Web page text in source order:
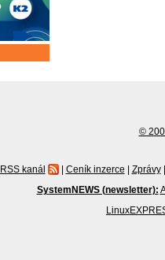
©
RSS kanál | Ceník inzerce | Zprávy |
SystemNEWS (newsletter):